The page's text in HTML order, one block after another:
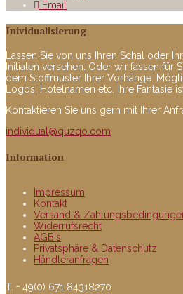
Email
Inividualisierung
Lassen Sie von uns Ihren Schal oder
Initialen versehen. Oder wir fassen für
dem Stoffmuster Ihrer Vorhänge.
Logos, Hotelnamen etc. Ihre Fantasie
Kontaktieren Sie uns gern mit Ihrer
individual@quzqo.com
Information
Impressum
Kontakt
Versand &
Widerrufsrecht
AGB's
Privatsphäre & Datenschutz
Händleranfragen
T. + 49(0) 671 84318270